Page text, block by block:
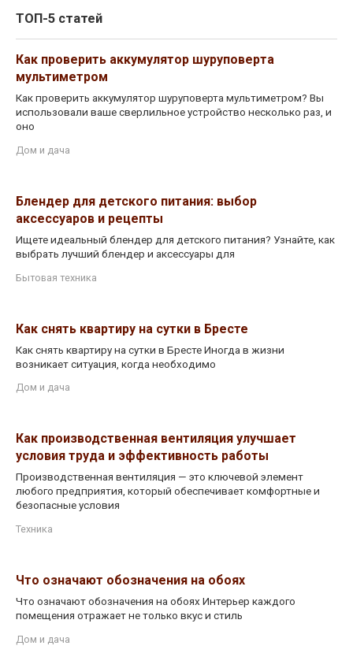
ТОП-5 статей
Как проверить аккумулятор шуруповерта
мультиметром
Как проверить аккумулятор шуруповерта мультиметром? Вы
использовали ваше сверлильное устройство несколько раз, и
оно
Дом и дача
Блендер для детского питания: выбор
аксессуаров и рецепты
Ищете идеальный блендер для детского питания? Узнайте, как
выбрать лучший блендер и аксессуары для
Бытовая техника
Как снять квартиру на сутки в Бресте
Как снять квартиру на сутки в Бресте Иногда в жизни
возникает ситуация, когда необходимо
Дом и дача
Как производственная вентиляция улучшает
условия труда и эффективность работы
Производственная вентиляция — это ключевой элемент
любого предприятия, который обеспечивает комфортные и
безопасные условия
Техника
Что означают обозначения на обоях
Что означают обозначения на обоях Интерьер каждого
помещения отражает не только вкус и стиль
Дом и дача